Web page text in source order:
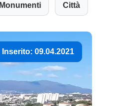
Monumenti Città
Inserito: 09.04.2021